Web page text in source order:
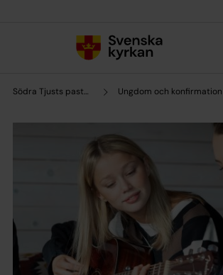
Södra Tjusts pastorat Ungdom och konfirmation